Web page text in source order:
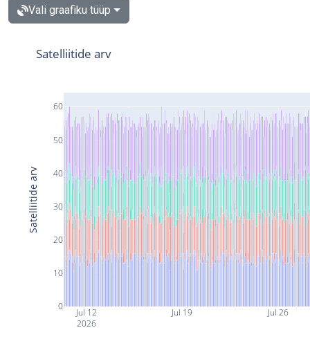
Vali graafiku tüüp
Jul 12
2026
Jul 19 Jul 26
0
10
20
30
40
50
60
Satelliitide arv
Satelliitide arv